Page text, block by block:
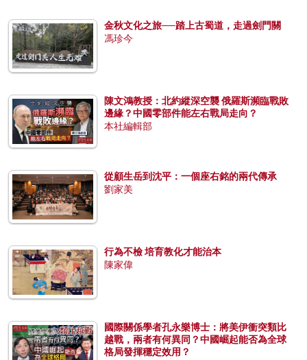
金秋文化之旅──踏上古蜀道，走過劍門關
馮珍今
陳文鴻教授：北約縱深空襲 俄羅斯瀕臨戰敗
邊緣？中國零部件能左右戰局走向？
本社編輯部
從顧生岳到沈平：一個座右銘的兩代傳承
劉家美
行為不檢 培育教化才能治本
陳家偉
國際關係學者孔永樂博士：將美伊衝突類比
越戰，兩者有何異同？中國崛起能否為全球
格局發揮穩定效用？